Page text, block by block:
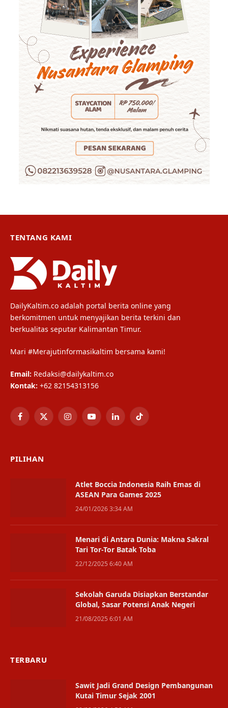
TENTANG KAMI
DailyKaltim.co adalah portal berita online yang
berkomitmen untuk menyajikan berita terkini dan
berkualitas seputar Kalimantan Timur.
Mari #Merajutinformasikaltim bersama kami!
Email: Redaksi@dailykaltim.co
Kontak: +62 82154313156
Facebook
X
InstagramYouTubeLinkedInTikTok
PILIHAN
Atlet Boccia Indonesia Raih Emas di
ASEAN Para Games 2025
24/01/2026 3:34 AM
Menari di Antara Dunia: Makna Sakral
Tari Tor-Tor Batak Toba
22/12/2025 6:40 AM
Sekolah Garuda Disiapkan Berstandar
Global, Sasar Potensi Anak Negeri
21/08/2025 6:01 AM
TERBARU
Sawit Jadi Grand Design Pembangunan
Kutai Timur Sejak 2001